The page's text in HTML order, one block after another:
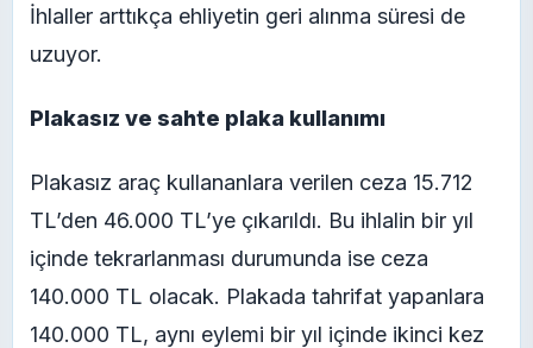
İhlaller arttıkça ehliyetin geri alınma süresi de
uzuyor.
Plakasız ve sahte plaka kullanımı
Plakasız araç kullananlara verilen ceza 15.712
TL’den 46.000 TL’ye çıkarıldı. Bu ihlalin bir yıl
içinde tekrarlanması durumunda ise ceza
140.000 TL olacak. Plakada tahrifat yapanlara
140.000 TL, aynı eylemi bir yıl içinde ikinci kez